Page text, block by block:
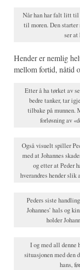
Når han har falt litt til
til moren. Den starter
ser at
Hender er nemlig
mellom fortid, nåtid
Etter å ha tørket av
bedre tanker, tar
tilbake på munnen.
forløsning av
Også visuelt spiller
med at Johannes
og etter at Peder
hverandres hender slik
Peders siste
Johannes’ hals og
holder
I og med all denne
situasjonen med den
hans,